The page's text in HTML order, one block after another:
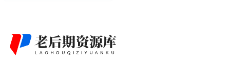
效果。 自动更新…